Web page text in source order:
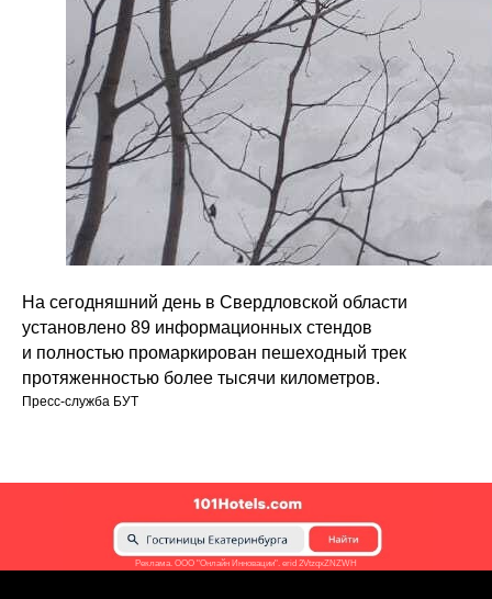
На сегодняшний день в Свердловской области
установлено 89 информационных стендов
и полностью промаркирован пешеходный трек
протяженностью более тысячи километров.
Пресс-служба БУТ
Реклама. ООО "Онлайн Инновации". erid 2VtzqxZNZWH